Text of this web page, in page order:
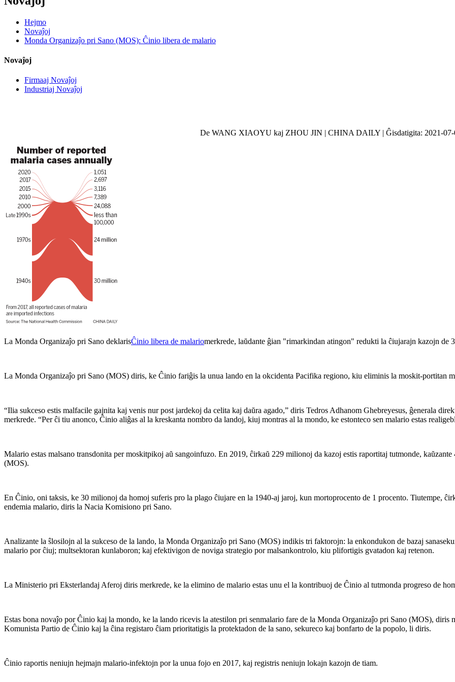
Hejmo
Novaĵoj
Monda Organizaĵo pri Sano (MOS): Ĉinio libera de malario
Novaĵoj
Firmaaj Novaĵoj
Industriaj Novaĵoj
De WANG XIAOYU kaj ZHOU JIN | CHINA DAILY | Ĝisdatigita: 2021-07-
La Monda Organizaĵo pri Sano deklarisĈinio libera de malariomerkrede, laŭdante ĝian "rimarkindan atingon" redukti la ĉiujarajn kazojn de
La Monda Organizaĵo pri Sano (MOS) diris, ke Ĉinio fariĝis la unua lando en la okcidenta Pacifika regiono, kiu eliminis la moskit-portitan
“Ilia sukceso estis malfacile gajnita kaj venis nur post jardekoj da celita kaj daŭra agado,” diris Tedros Adhanom Ghebreyesus, ĝenerala
merkrede. “Per ĉi tiu anonco, Ĉinio aliĝas al la kreskanta nombro da landoj, kiuj montras al la mondo, ke estonteco sen malario estas
Malario estas malsano transdonita per moskitpikoj aŭ sangoinfuzo. En 2019, ĉirkaŭ 229 milionoj da kazoj estis raportitaj tutmonde,
(MOS).
En Ĉinio, oni taksis, ke 30 milionoj da homoj suferis pro la plago ĉiujare en la 1940-aj jaroj, kun mortoprocento de 1 procento. Tiutempe,
endemia malario, diris la Nacia Komisiono pri Sano.
Analizante la ŝlosilojn al la sukceso de la lando, la Monda Organizaĵo pri Sano (MOS) indikis tri faktorojn: la enkondukon de bazaj
malario por ĉiuj; multsektoran kunlaboron; kaj efektivigon de noviga strategio por malsankontrolo, kiu plifortigis gvatadon kaj retenon.
La Ministerio pri Eksterlandaj Aferoj diris merkrede, ke la elimino de malario estas unu el la kontribuoj de Ĉinio al tutmonda progreso de
Estas bona novaĵo por Ĉinio kaj la mondo, ke la lando ricevis la atestilon pri senmalario fare de la Monda Organizaĵo pri Sano (MOS),
Komunista Partio de Ĉinio kaj la ĉina registaro ĉiam prioritatigis la protektadon de la sano, sekureco kaj bonfarto de la popolo, li diris.
Ĉinio raportis neniujn hejmajn malario-infektojn por la unua fojo en 2017, kaj registris neniujn lokajn kazojn de tiam.